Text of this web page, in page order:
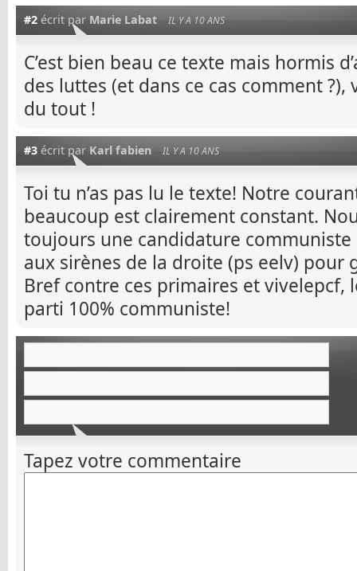
#2 écrit par Marie Labat IL Y A 10 ANS
C’est bien beau ce texte mais hormis
des luttes (et dans ce cas comment
du tout !
#3 écrit par Karl fabien IL Y A 10 ANS
Toi tu n’as pas lu le texte! Notre
beaucoup est clairement constant.
toujours une candidature
aux sirènes de la droite (ps eelv) pour
Bref contre ces primaires et vivelepcf,
parti 100% communiste!
Tapez votre commentaire